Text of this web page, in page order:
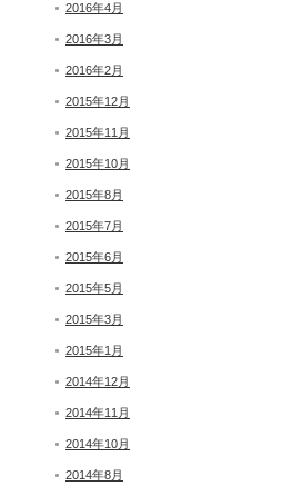
2016年4月
2016年3月
2016年2月
2015年12月
2015年11月
2015年10月
2015年8月
2015年7月
2015年6月
2015年5月
2015年3月
2015年1月
2014年12月
2014年11月
2014年10月
2014年8月